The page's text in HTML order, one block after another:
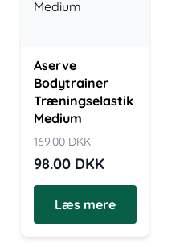
Aserve
Bodytrainer
Træningselastik
Medium
169.00DKK
98.00 DKK
Læs mere